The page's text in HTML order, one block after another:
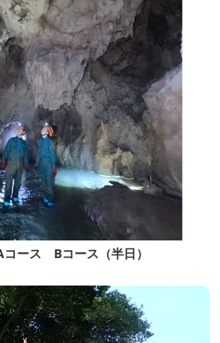
ース Bコース（半日）